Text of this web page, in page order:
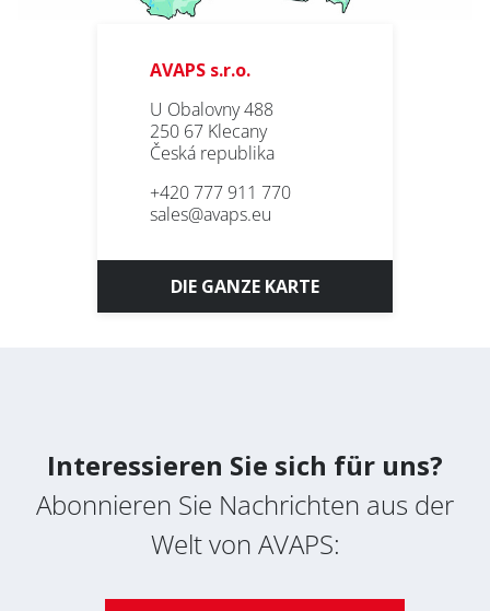
AVAPS s.r.o.
U Obalovny 488
250 67 Klecany
Česká republika
+420 777 911 770
sales@avaps.eu
DIE GANZE KARTE
Interessieren Sie sich für uns?
Abonnieren Sie Nachrichten aus der
Welt von AVAPS: